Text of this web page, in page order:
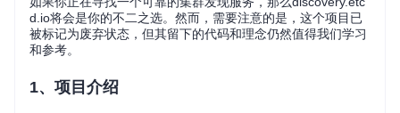
d.io将会是你的不二之选。然而，需要注意的是，这个项目已
被标记为废弃状态，但其留下的代码和理念仍然值得我们学习
和参考。
1、项目介绍